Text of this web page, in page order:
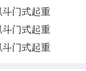
门式起重
门式起重
斗门式起重